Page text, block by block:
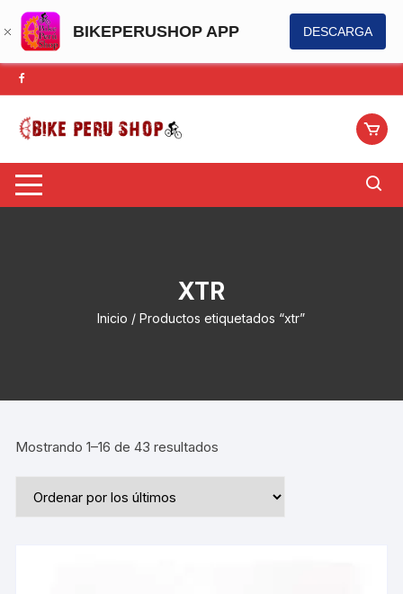
BIKEPERUSHOP APP DESCARGA
Saltar
al
contenido
XTR
Inicio / Productos etiquetados “xtr”
Mostrando 1–16 de 43 resultados